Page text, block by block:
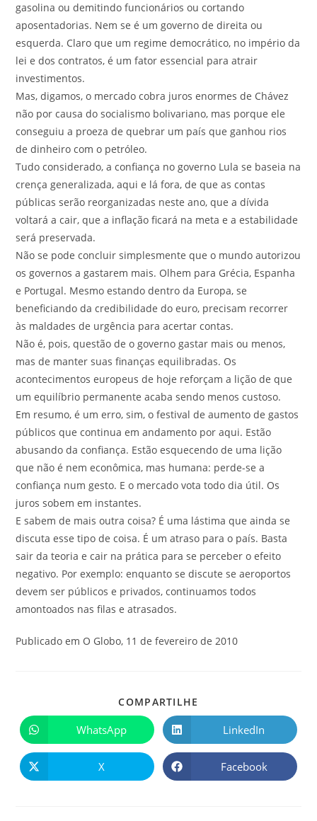
gasolina ou demitindo funcionários ou cortando
aposentadorias. Nem se é um governo de direita ou
esquerda. Claro que um regime democrático, no império da
lei e dos contratos, é um fator essencial para atrair
investimentos.
Mas, digamos, o mercado cobra juros enormes de Chávez
não por causa do socialismo bolivariano, mas porque ele
conseguiu a proeza de quebrar um país que ganhou rios
de dinheiro com o petróleo.
Tudo considerado, a confiança no governo Lula se baseia na
crença generalizada, aqui e lá fora, de que as contas
públicas serão reorganizadas neste ano, que a dívida
voltará a cair, que a inflação ficará na meta e a estabilidade
será preservada.
Não se pode concluir simplesmente que o mundo autorizou
os governos a gastarem mais. Olhem para Grécia, Espanha
e Portugal. Mesmo estando dentro da Europa, se
beneficiando da credibilidade do euro, precisam recorrer
às maldades de urgência para acertar contas.
Não é, pois, questão de o governo gastar mais ou menos,
mas de manter suas finanças equilibradas. Os
acontecimentos europeus de hoje reforçam a lição de que
um equilíbrio permanente acaba sendo menos custoso.
Em resumo, é um erro, sim, o festival de aumento de gastos
públicos que continua em andamento por aqui. Estão
abusando da confiança. Estão esquecendo de uma lição
que não é nem econômica, mas humana: perde-se a
confiança num gesto. E o mercado vota todo dia útil. Os
juros sobem em instantes.
E sabem de mais outra coisa? É uma lástima que ainda se
discuta esse tipo de coisa. É um atraso para o país. Basta
sair da teoria e cair na prática para se perceber o efeito
negativo. Por exemplo: enquanto se discute se aeroportos
devem ser públicos e privados, continuamos todos
amontoados nas filas e atrasados.
Publicado em O Globo, 11 de fevereiro de 2010
COMPARTILHE
WhatsApp LinkedIn
X Facebook